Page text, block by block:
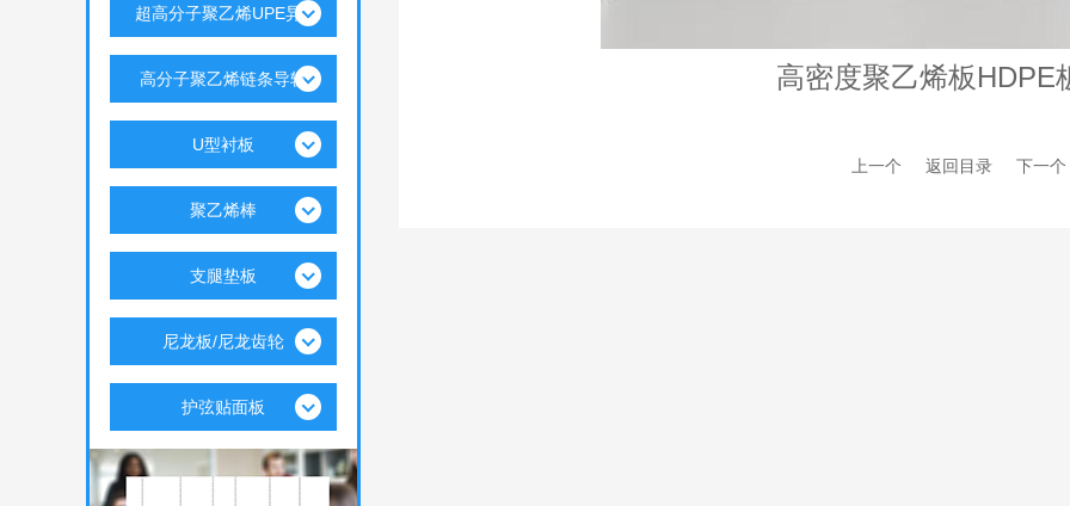
超高分子聚乙烯UPE异..
高分子聚乙烯链条导轨
U型衬板
聚乙烯棒
支腿垫板
尼龙板/尼龙齿轮
护弦贴面板
高密度聚乙烯板HDPE
上一个 返回目录 下一个